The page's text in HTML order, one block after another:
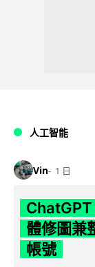
人工智能
Vin 1 日
體修圖兼
帳號